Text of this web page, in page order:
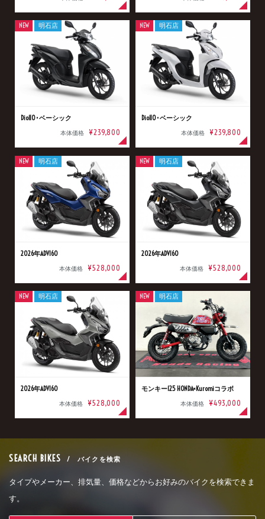
Dio110･ベーシック
本体価格 ¥239,800
NEW 明石店
Dio110･ベーシック
本体価格 ¥239,800
NEW 明石店
2026年ADV160
本体価格 ¥528,000
NEW 明石店
2026年ADV160
本体価格 ¥528,000
NEW 明石店
2026年ADV160
本体価格 ¥528,000
NEW 明石店
モンキー125 HONDA×Kuromiコラボ
本体価格 ¥493,000
NEW 明石店
SEARCH BIKES / バイクを検索
タイプやメーカー、排気量、価格などからお好みのバイクを検索できま
す。